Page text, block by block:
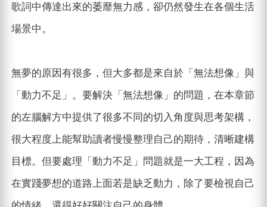
歌詞中傳達出來的萎靡無力感，卻仍然發生在各個生活
場景中。
無夢的原因有很多，但大多都是來自於「無法想像」與
「動力不足」。要解決「無法想像」的問題，在本章節
的左腦解方中提供了很多不同的切入角度與思考架構，
很大程度上能幫助讀者慢慢整理自己的期待，清晰建構
目標。但要處理「動力不足」問題就是一大工程，因為
在實踐夢想的道路上面若是缺乏動力，除了要檢視自己